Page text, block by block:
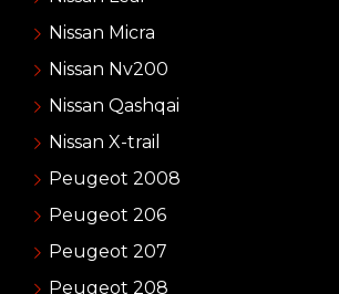
Nissan Micra
Nissan Nv200
Nissan Qashqai
Nissan X-trail
Peugeot 2008
Peugeot 206
Peugeot 207
Peugeot 208